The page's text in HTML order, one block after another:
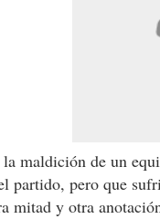
maldición de un
partido, pero que
mitad y otra